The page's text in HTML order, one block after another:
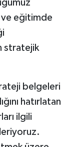
ve eğitimde
stratejik
belgeleri
hatırlatan
ilgili